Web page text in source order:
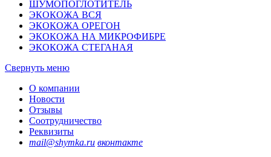
ШУМОПОГЛОТИТЕЛЬ
ЭКОКОЖА ВСЯ
ЭКОКОЖА ОРЕГОН
ЭКОКОЖА НА МИКРОФИБРЕ
ЭКОКОЖА СТЕГАНАЯ
Свернуть меню
О компании
Новости
Отзывы
Соотрудничество
Реквизиты
mail@shymka.ru вконтакте